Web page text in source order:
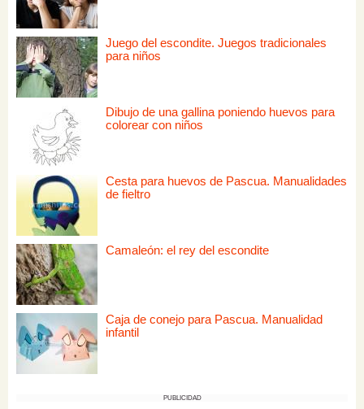
Juego del escondite. Juegos tradicionales
para niños
Dibujo de una gallina poniendo huevos para
colorear con niños
Cesta para huevos de Pascua. Manualidades
de fieltro
Camaleón: el rey del escondite
Caja de conejo para Pascua. Manualidad
infantil
PUBLICIDAD